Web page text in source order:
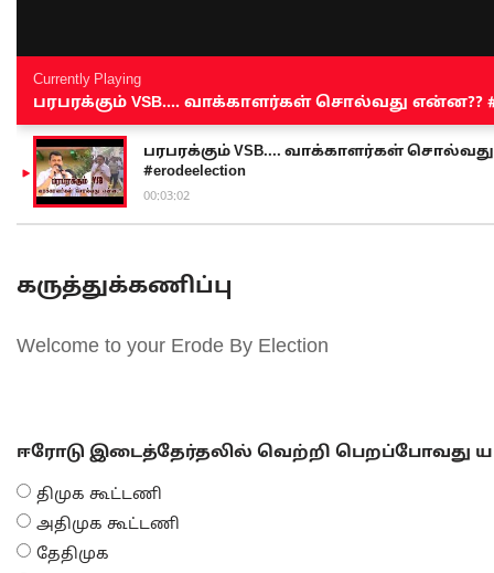
Currently Playing
பரபரக்கும் VSB.... வாக்காளர்கள் சொல்வது என்ன??
பரபரக்கும் VSB.... வாக்காளர்கள் சொல்வது
#erodeelection
00:03:02
கருத்துக்கணிப்பு
Welcome to your Erode By Election
ஈரோடு இடைத்தேர்தலில் வெற்றி பெறப்போவது
திமுக கூட்டணி
அதிமுக கூட்டணி
தேதிமுக